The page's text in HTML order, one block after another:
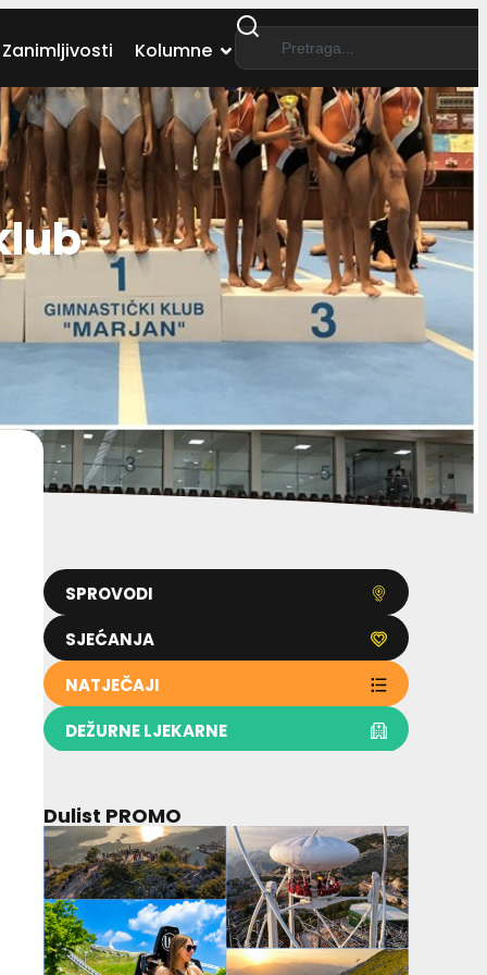
Zanimljivosti Kolumne
SPROVODI
SJEĆANJA
NATJEČAJI
DEŽURNE LJEKARNE
Dulist PROMO